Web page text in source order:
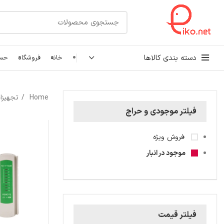
دسته بندی کالاها
کابل شبکه
خانه فروشگاه
فیلتر موجودی و حراج
فروش ویژه
موجود در انبار
فیلتر قیمت
Home